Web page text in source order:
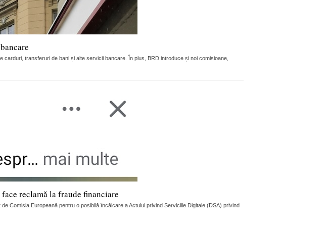
transferuri de bani și alte servicii bancare. În plus, BRD introduce și noi comisioane,
reclamă la fraude financiare
Comisia Europeană pentru o posibilă încălcare a Actului privind Serviciile Digitale (DSA) privind